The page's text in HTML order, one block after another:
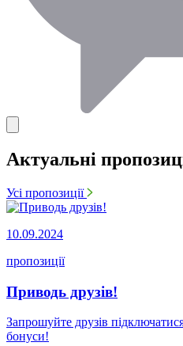
Актуальні
Усі пропозиції
10.09.2024
пропозиції
Приводь друзів!
Запрошуйте друзів
бонуси!